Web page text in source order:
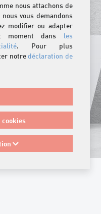
nous attachons de
vous demandons
modifier ou adapter
moment dans les
. Pour plus
notredéclaration de